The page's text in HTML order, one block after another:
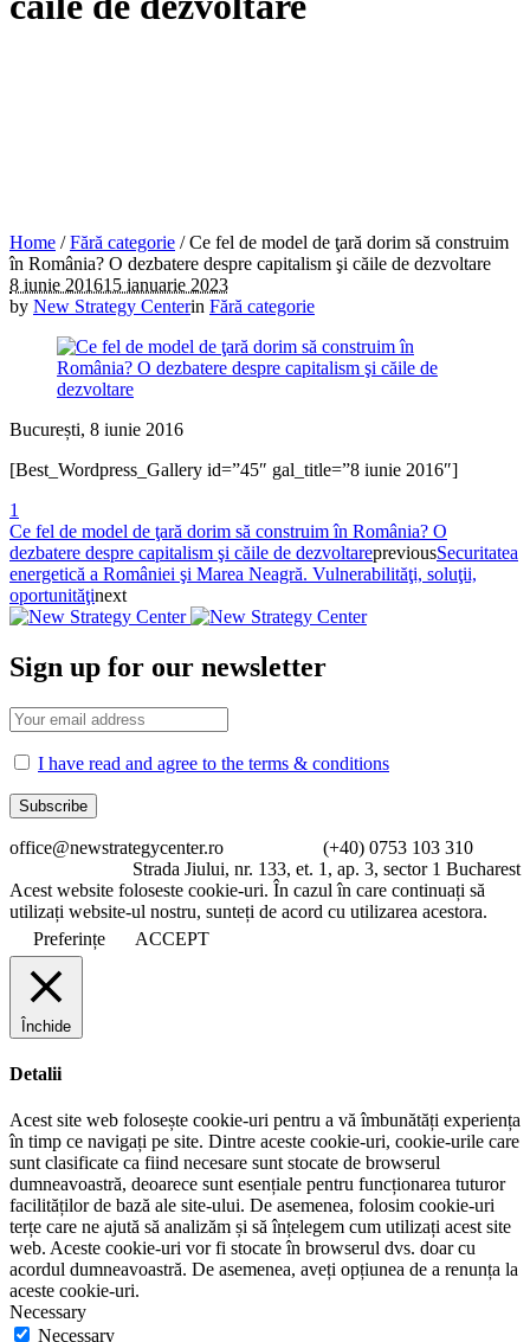
Home /Fără categorie /Ce fel de model de ţară dorim să construim
în România? O dezbatere despre capitalism şi căile de dezvoltare
8 iunie 201615 ianuarie 2023
by New Strategy Centerin Fără categorie
București, 8 iunie 2016
[Best_Wordpress_Gallery id=”45″ gal_title=”8 iunie 2016″]
1
Ce fel de model de ţară dorim să construim în România? O
dezbatere despre capitalism şi căile de dezvoltarepreviousSecuritatea
energetică a României şi Marea Neagră. Vulnerabilităţi, soluţii,
oportunităţinext
Sign up for our newsletter
I have read and agree to the terms & conditions
office@newstrategycenter.ro (+40) 0753 103 310
Strada Jiului, nr. 133, et. 1, ap. 3, sector 1 Bucharest
Acest website foloseste cookie-uri. În cazul în care continuați să
utilizați website-ul nostru, sunteți de acord cu utilizarea acestora.
Preferințe
ACCEPT
Închide
Detalii
Acest site web folosește cookie-uri pentru a vă îmbunătăți experiența
în timp ce navigați pe site. Dintre aceste cookie-uri, cookie-urile care
sunt clasificate ca fiind necesare sunt stocate de browserul
dumneavoastră, deoarece sunt esențiale pentru funcționarea tuturor
facilităților de bază ale site-ului. De asemenea, folosim cookie-uri
terțe care ne ajută să analizăm și să înțelegem cum utilizați acest site
web. Aceste cookie-uri vor fi stocate în browserul dvs. doar cu
acordul dumneavoastră. De asemenea, aveți opțiunea de a renunța la
aceste cookie-uri.
Necessary
Necessary